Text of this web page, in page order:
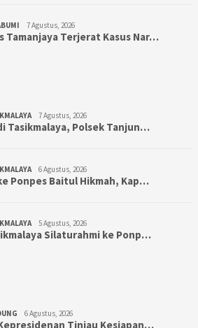
7 Agustus, 2026
Tamanjaya Terjerat Kasus Nar…
7 Agustus, 2026
Tasikmalaya, Polsek Tanjun…
6 Agustus, 2026
Ponpes Baitul Hikmah, Kap…
5 Agustus, 2026
Silaturahmi ke Ponp…
6 Agustus, 2026
Tinjau Kesiapan…